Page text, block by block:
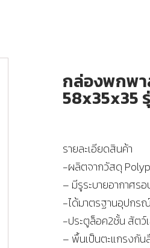
กล่องพกพา
58x35x35
รายละเอียดสินค้า
-ผลิตจากวัสดุ
– มีรูระบายอากาศร
-ได้มาตรฐานอุปกร
-ประตูล็อค2ชั้น สัตว์
– พื้นเป็นตะแกรงกัน